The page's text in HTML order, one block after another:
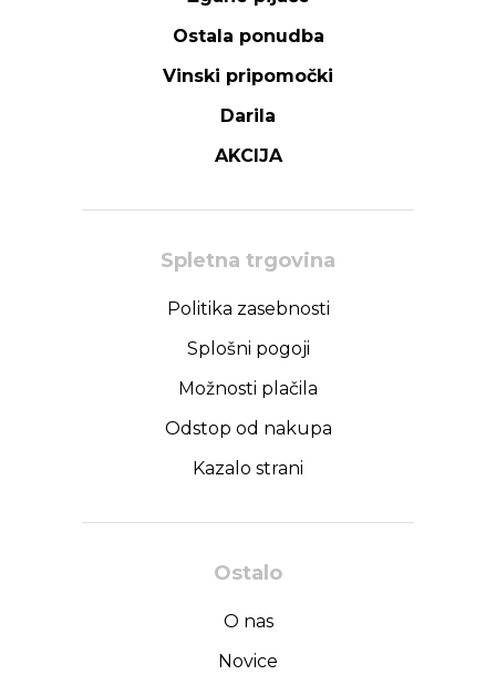
Ostala ponudba
Vinski pripomočki
Darila
AKCIJA
Spletna trgovina
Politika zasebnosti
Splošni pogoji
Možnosti plačila
Odstop od nakupa
Kazalo strani
Ostalo
O nas
Novice